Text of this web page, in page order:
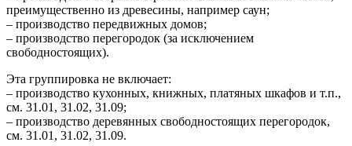
преимущественно из древесины, например саун;
– производство передвижных домов;
– производство перегородок (за исключением
свободностоящих).
Эта группировка не включает:
– производство кухонных, книжных, платяных шкафов и т.п.,
см. 31.01, 31.02, 31.09;
– производство деревянных свободностоящих перегородок,
см. 31.01, 31.02, 31.09.